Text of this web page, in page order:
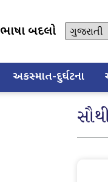
ભાષા બદલો
અકસ્માત-દુર્ઘટના